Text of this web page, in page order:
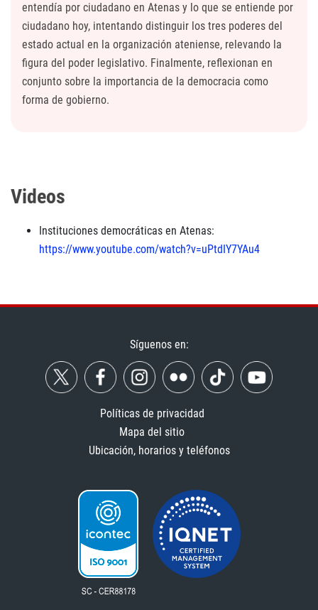
entendía por ciudadano en Atenas y lo que se entiende por
ciudadano hoy, intentando distinguir los tres poderes del
estado actual en la organización ateniense, relevando la
figura del poder legislativo. Finalmente, reflexionan en
conjunto sobre la importancia de la democracia como
forma de gobierno.
Videos
Instituciones democráticas en Atenas:
https://www.youtube.com/watch?v=uPtdIY7YAu4
Síguenos en:
Políticas de privacidad
Mapa del sitio
Ubicación, horarios y teléfonos